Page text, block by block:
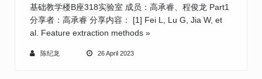
基础教学楼B座318实验室 成员：高承睿、程俊龙 Part1
分享者：高承睿 分享内容： [1] Fei L, Lu G, Jia W, et
al. Feature extraction methods »
陈纪龙 26 April 2023